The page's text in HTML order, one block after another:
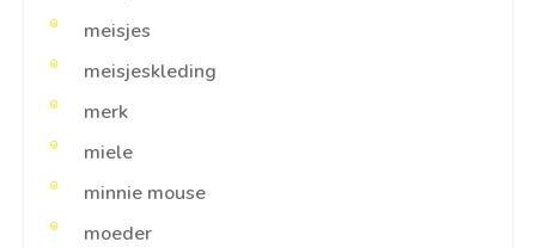
meisjes
meisjeskleding
merk
miele
minnie mouse
moeder